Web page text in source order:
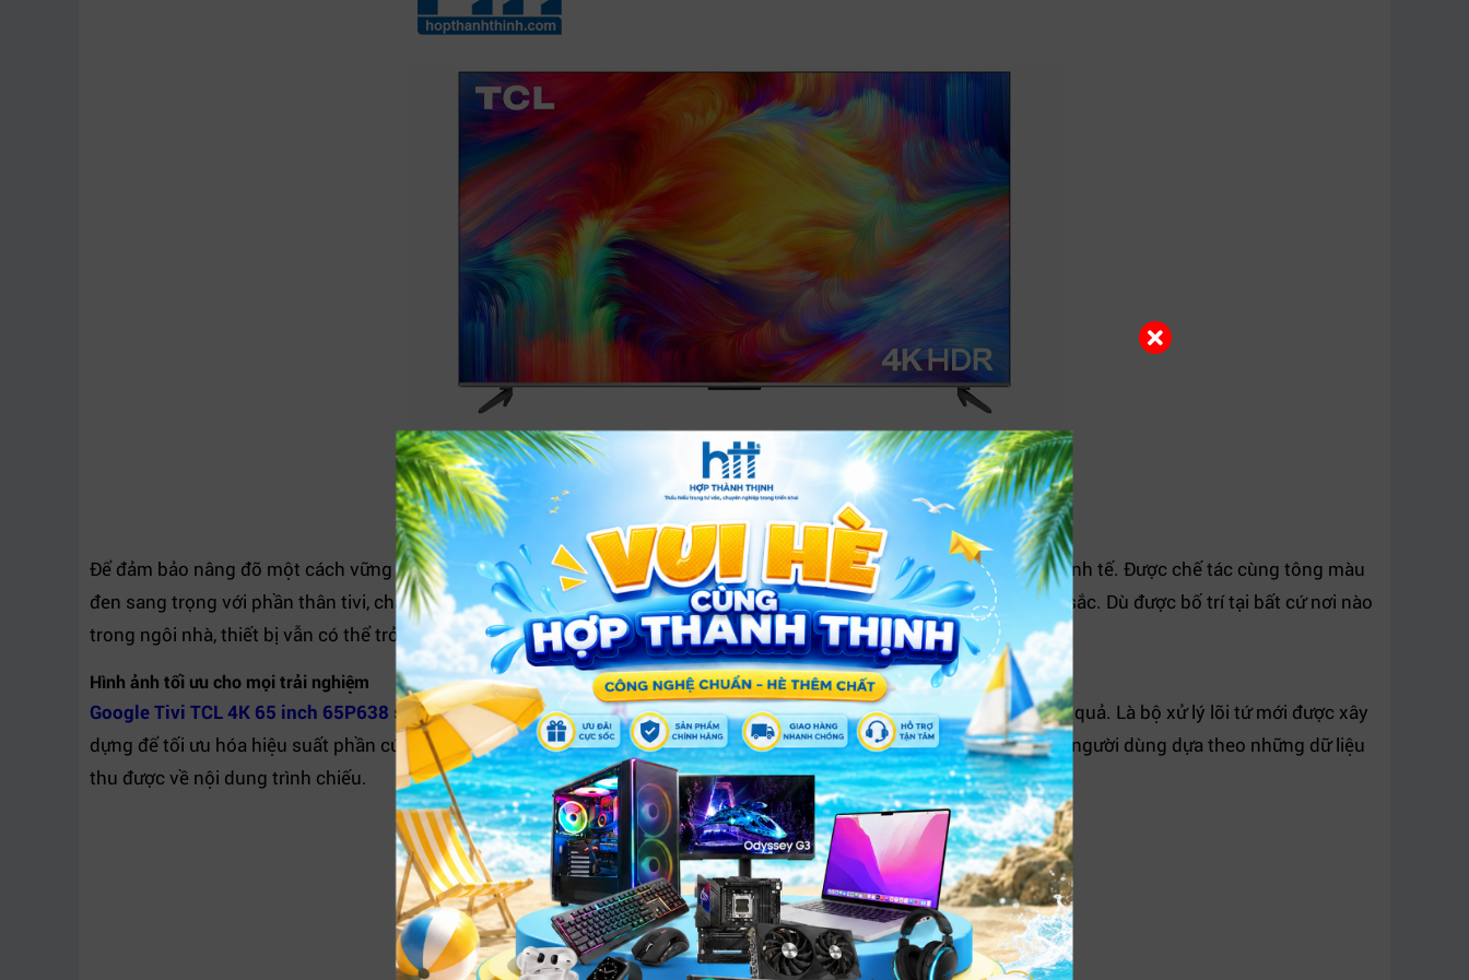
Để đảm bảo nâng đỡ một cách vững chắc cho kích thước tivi 65 inch, TCL đã sử dụng dạng chân đế chữ V úp ngược tinh tế. Được chế tác cùng tông màu
đen sang trọng với phần thân tivi, chân đế giúp nâng cấp vẻ đẹp tổng thể củaTCL 4K 65 inch 65P638một cách xuất sắc. Dù được bố trí tại bất cứ nơi nào
trong ngôi nhà, thiết bị vẫn có thể trở thành điểm nhấn nổi bật cho không gian nội thất.
Hình ảnh tối ưu cho mọi trải nghiệm
Google Tivi TCL 4K 65 inch 65P638 sử dụng chipset AIPQ gen 2 giúp xử tín hiệu hình ảnh và âm thanh một cách hiệu quả. Là bộ xử lý lõi tứ mới được xây
dựng để tối ưu hóa hiệu suất phần cứng và phần mềm tổng thể, chipset sẽ góp phần nâng cao trải nghiệm giải trí của người dùng dựa theo những dữ liệu
thu được về nội dung trình chiếu.